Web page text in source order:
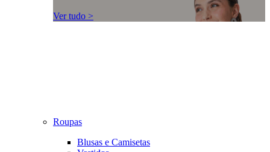
Ver tudo >
Roupas
Blusas e Camisetas